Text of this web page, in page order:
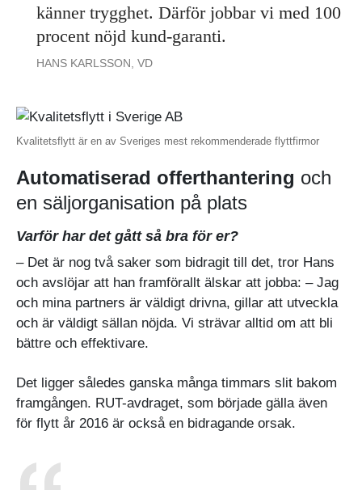
känner trygghet. Därför jobbar vi med 100
procent nöjd kund-garanti.
HANS KARLSSON, VD
Kvalitetsflytt är en av Sveriges mest rekommenderade flyttfirmor
Automatiserad offerthantering och
en säljorganisation på plats
Varför har det gått så bra för er?
– Det är nog två saker som bidragit till det, tror Hans
och avslöjar att han framförallt älskar att jobba: – Jag
och mina partners är väldigt drivna, gillar att utveckla
och är väldigt sällan nöjda. Vi strävar alltid om att bli
bättre och effektivare.
Det ligger således ganska många timmars slit bakom
framgången. RUT-avdraget, som började gälla även
för flytt år 2016 är också en bidragande orsak.